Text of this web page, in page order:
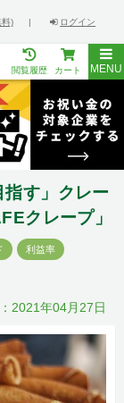
) | ログイン
閲覧履歴 カート MENU
す」クレー
クレープ」
利益率
2021年04月27日